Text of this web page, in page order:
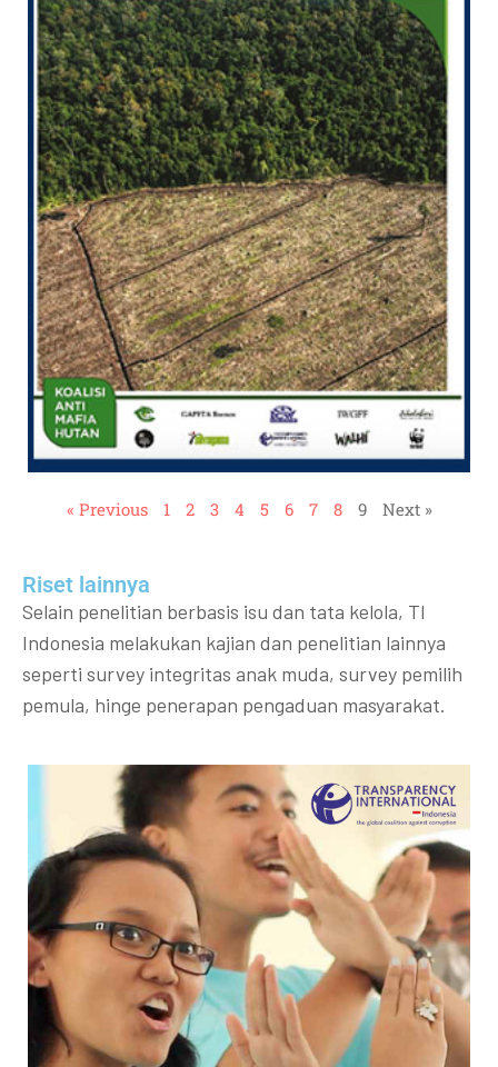
« Previous 1 2 3 4 5 6 7 8 9 Next »
Riset lainnya​​
Selain penelitian berbasis isu dan tata kelola, TI
Indonesia melakukan kajian dan penelitian lainnya
seperti survey integritas anak muda, survey pemilih
pemula, hinge penerapan pengaduan masyarakat.